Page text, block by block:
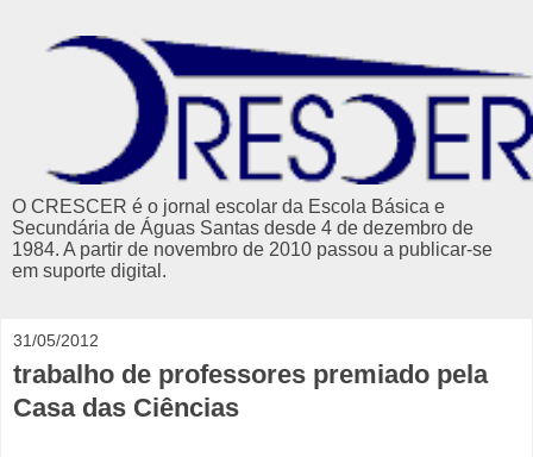
O CRESCER é o jornal escolar da Escola Básica e
Secundária de Águas Santas desde 4 de dezembro de
1984. A partir de novembro de 2010 passou a publicar-se
em suporte digital.
31/05/2012
trabalho de professores premiado pela
Casa das Ciências